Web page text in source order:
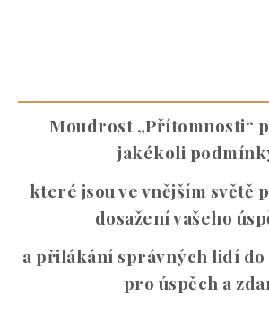
Moudrost „Přítomnosti“
jakékoli
které jsou ve vnějším světě
dosažení vašeho
a přilákání správných lidí do
pro úspěch a